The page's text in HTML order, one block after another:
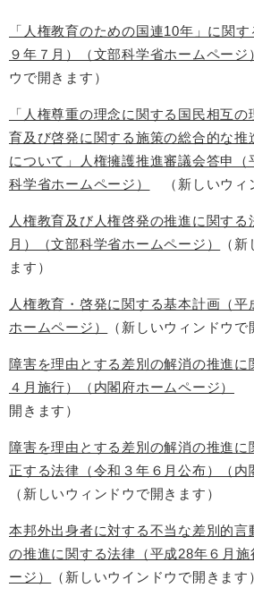
「人権教育のための国連10年」に関
９年７月）（文部科学省ホームページ）
ウで開きます）
「人権尊重の理念に関する国民相互
育及び啓発に関する施策の総合的な推
について」人権擁護推進審議会答申（
科学省ホームページ）
（新しいウィ
人権教育及び人権啓発の推進に関す
月）（文部科学省ホームページ）
（
ます）
人権教育・啓発に関する基本計画（
ホームページ）
（新しいウィンドウで
障害を理由とする差別の解消の推進
４月施行）（内閣府ホームページ）
開きます）
障害を理由とする差別の解消の推進
正する法律（令和３年６月公布）（内
（新しいウィンドウで開きます）
本邦外出身者に対する不当な差別的言
の推進に関する法律（平成28年６月
ージ）
（新しいウインドウで開きま